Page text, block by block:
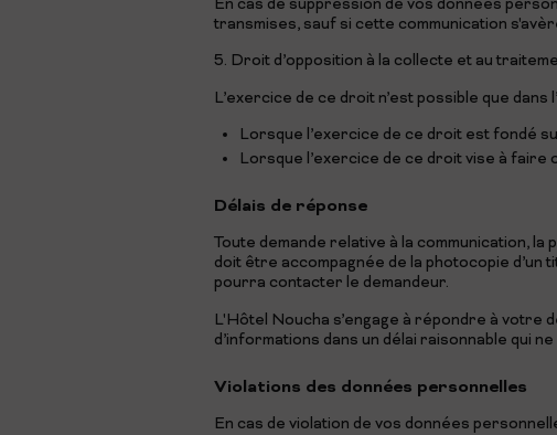
En cas de suppression de vos données
transmises, sauf si cette communication
5. Droit d’opposition à la collecte et au
L’exercice de ce droit n’est possible que dans
Lorsque l’exercice de ce droit est fondé
Lorsque l’exercice de ce droit vise à
Délais de réponse
Toute demande relative à la communication,
doit être accompagnée de la photocopie d’un
pourra contacter le demandeur.
L'Hôtel Noucha s’engage à répondre à votre
d’informations dans un délai raisonnable qui
Violations des données personnelles
En cas de violation de vos données